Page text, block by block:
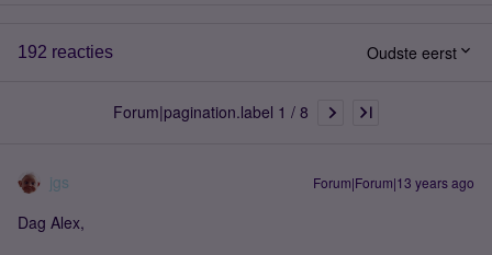
192 reacties Oudste eerst
Forum|pagination.label 1 / 8
jgs Forum|Forum|13 years ago
Dag Alex,